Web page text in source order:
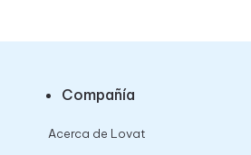
Compañía
Acerca de Lovat